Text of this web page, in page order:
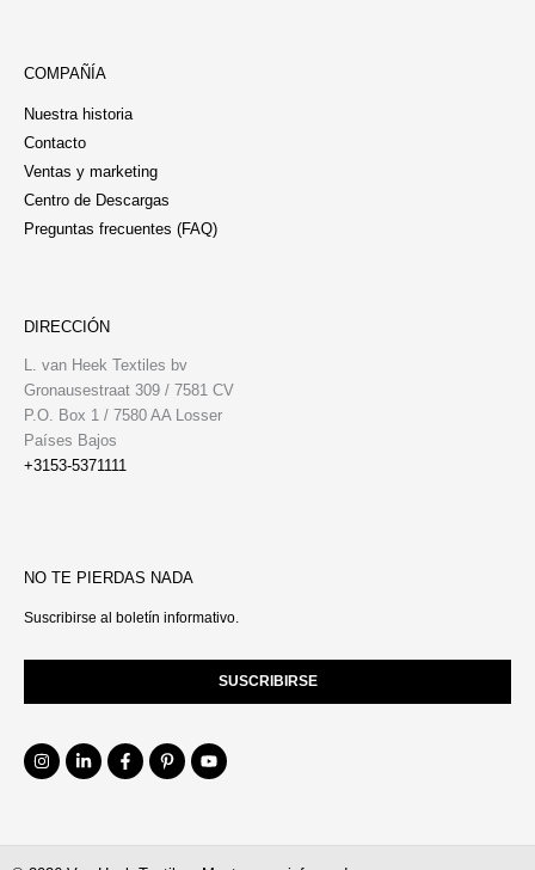
COMPAÑÍA
Nuestra historia
Contacto
Ventas y marketing
Centro de Descargas
Preguntas frecuentes (FAQ)
DIRECCIÓN
L. van Heek Textiles bv
Gronausestraat 309 / 7581 CV
P.O. Box 1 / 7580 AA Losser
Países Bajos
+3153-5371111
NO TE PIERDAS NADA
Suscribirse al boletín informativo.
SUSCRIBIRSE